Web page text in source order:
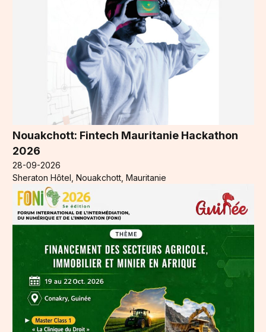
Nouakchott: Fintech Mauritanie Hackathon
2026
28-09-2026
Sheraton Hôtel, Nouakchott, Mauritanie